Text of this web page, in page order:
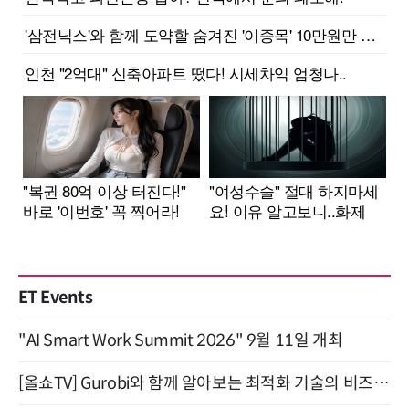
ET Events
"AI Smart Work Summit 2026" 9월 11일 개최
[올쇼TV] Gurobi와 함께 알아보는 최적화 기술의 비즈니스 활용 (8월 20일 생방송)